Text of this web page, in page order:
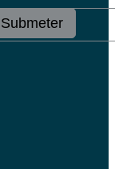
Submeter